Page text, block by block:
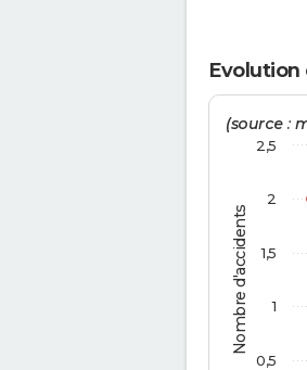
Evolution
Nombre d'accidents
(source :
0,5
1
1,5
2
2,5